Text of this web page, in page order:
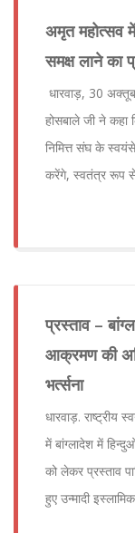
अमृत महोत्सव
समक्ष लाने का
धारवाड़, 30
होसबाले जी ने कहा
निमित्त संघ के
करेंगे, स्वतंत्र रूप
प्रस्ताव –
आक्रमण की
भर्त्सना
धारवाड़.
में बांग्लादेश में
को लेकर प्रस्ताव
हुए उन्मादी